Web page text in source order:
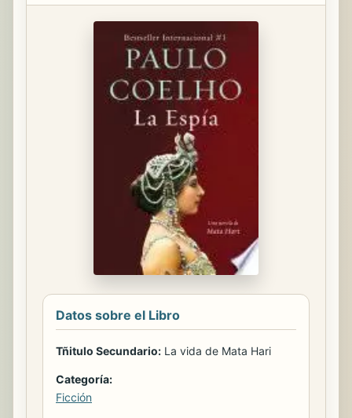
Datos sobre el Libro
Tñitulo Secundario: La vida de Mata Hari
Categoría:
Ficción